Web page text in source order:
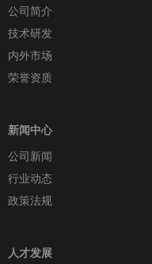
公司简介
技术研发
内外市场
荣誉资质
新闻中心
公司新闻
行业动态
政策法规
人才发展